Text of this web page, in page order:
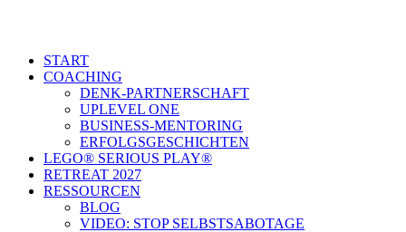
START
COACHING
DENK-PARTNERSCHAFT
UPLEVEL ONE
BUSINESS-MENTORING
ERFOLGSGESCHICHTEN
LEGO® SERIOUS PLAY®​
RETREAT 2027
RESSOURCEN
BLOG
VIDEO: STOP SELBSTSABOTAGE